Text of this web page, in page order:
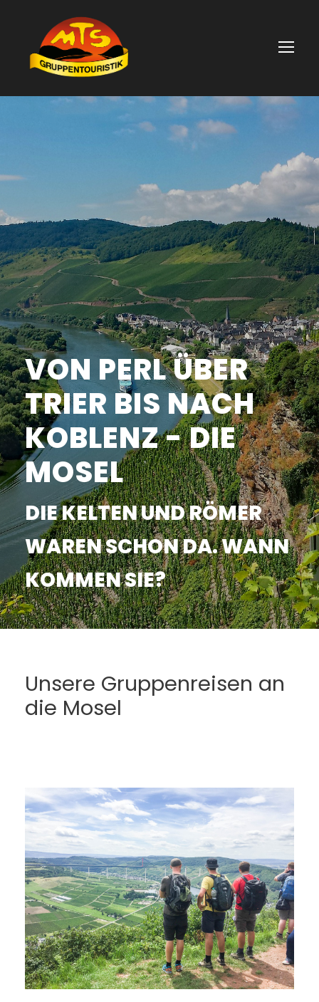
VON PERL ÜBER
TRIER BIS NACH
KOBLENZ - DIE
MOSEL
DIE KELTEN UND RÖMER
WAREN SCHON DA. WANN
KOMMEN SIE?
Unsere Gruppenreisen an
die Mosel